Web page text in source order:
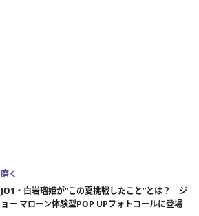
磨く
JO1・白岩瑠姫が“この夏挑戦したこと”とは？ ジ
ョー マローン体験型POP UPフォトコールに登場